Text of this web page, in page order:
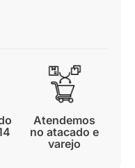
Atendemos
no atacado e
varejo